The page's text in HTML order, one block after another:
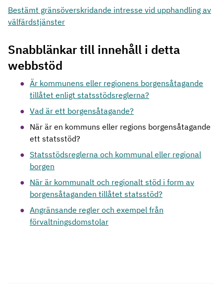
Bestämt gränsöverskridande intresse vid upphandling av
välfärdstjänster
Snabblänkar till innehåll i detta
webbstöd
Är kommunens eller regionens borgensåtagande
tillåtet enligt statsstödsreglerna?
Vad är ett borgensåtagande?
När är en kommuns eller regions borgensåtagande
ett statsstöd?
Statsstödsreglerna och kommunal eller regional
borgen
När är kommunalt och regionalt stöd i form av
borgensåtaganden tillåtet statsstöd?
Angränsande regler och exempel från
förvaltningsdomstolar